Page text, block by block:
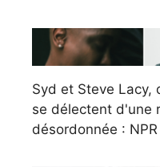
Syd et Steve Lacy,
se délectent d'une
désordonnée : NPR